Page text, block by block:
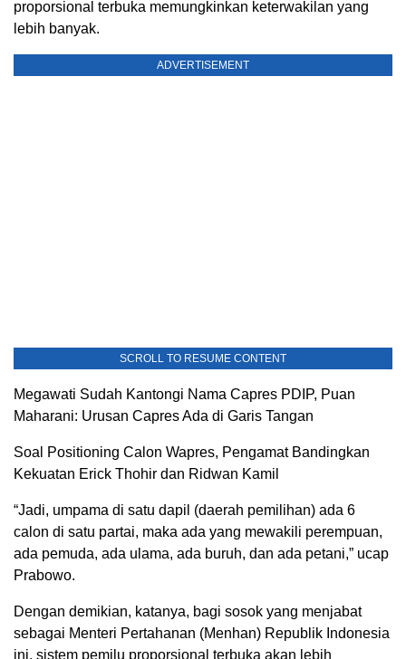
proporsional terbuka memungkinkan keterwakilan yang
lebih banyak.
ADVERTISEMENT
SCROLL TO RESUME CONTENT
Megawati Sudah Kantongi Nama Capres PDIP, Puan
Maharani: Urusan Capres Ada di Garis Tangan
Soal Positioning Calon Wapres, Pengamat Bandingkan
Kekuatan Erick Thohir dan Ridwan Kamil
“Jadi, umpama di satu dapil (daerah pemilihan) ada 6
calon di satu partai, maka ada yang mewakili perempuan,
ada pemuda, ada ulama, ada buruh, dan ada petani,” ucap
Prabowo.
Dengan demikian, katanya, bagi sosok yang menjabat
sebagai Menteri Pertahanan (Menhan) Republik Indonesia
ini, sistem pemilu proporsional terbuka akan lebih